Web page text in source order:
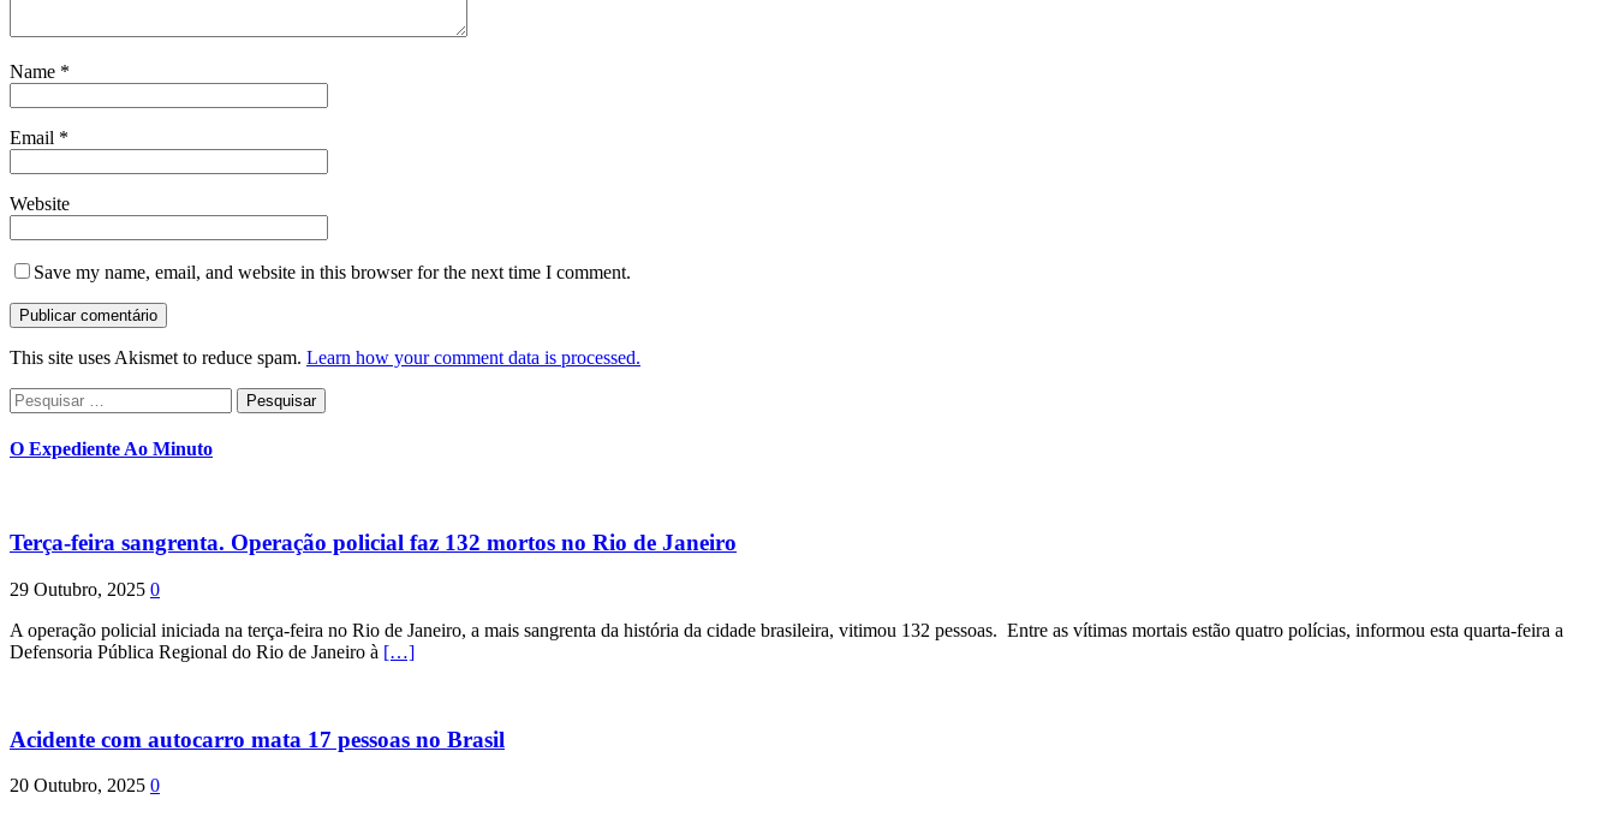
Name *
Email *
Website
Save my name, email, and website in this browser for the next time I comment.
This site uses Akismet to reduce spam. Learn how your comment data is processed.
Pesquisar
por:
O Expediente Ao Minuto
Terça-feira sangrenta. Operação policial faz 132 mortos no Rio de Janeiro
29 Outubro, 2025 0
A operação policial iniciada na terça-feira no Rio de Janeiro, a mais sangrenta da história da cidade brasileira, vitimou 132 pessoas. Entre as vítimas mortais estão quatro polícias, informou esta quarta-feira a
Defensoria Pública Regional do Rio de Janeiro à […]
Acidente com autocarro mata 17 pessoas no Brasil
20 Outubro, 2025 0